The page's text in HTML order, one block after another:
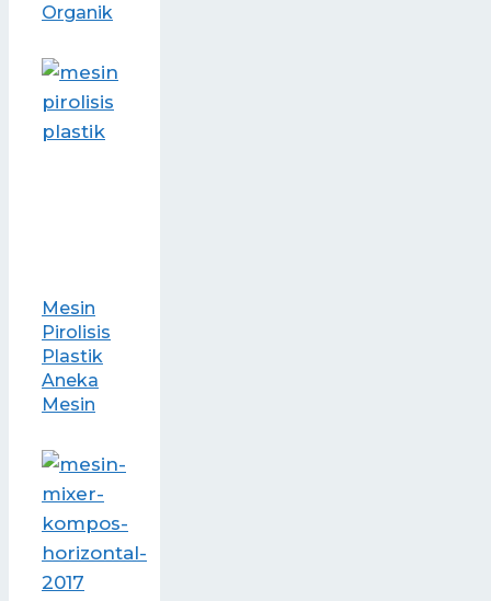
Organik
Mesin
Pirolisis
Plastik
Aneka
Mesin